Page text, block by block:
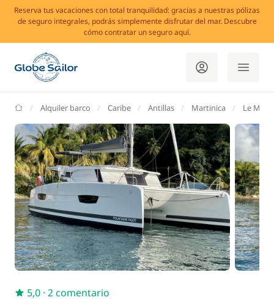
Reserva tus vacaciones con total tranquilidad: gracias a nuestras pólizas
de seguro integrales, podrás simplemente disfrutar del mar. Descubre
cómo contratar un seguro aquí.
GlobeSailor
Alquiler barco Caribe Antillas Martinica Le Marin
5,0 · 2 comentario